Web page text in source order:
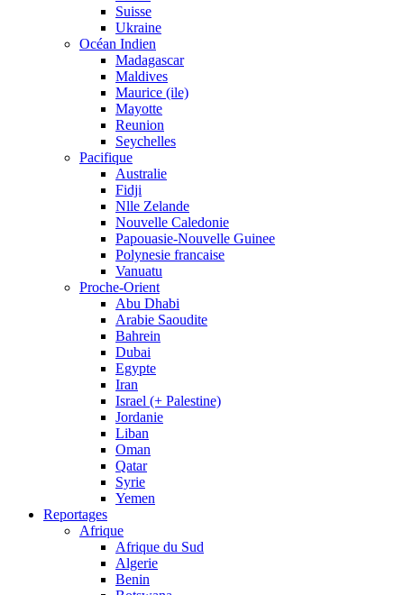
Suisse
Ukraine
Océan Indien
Madagascar
Maldives
Maurice (ile)
Mayotte
Reunion
Seychelles
Pacifique
Australie
Fidji
Nlle Zelande
Nouvelle Caledonie
Papouasie-Nouvelle Guinee
Polynesie francaise
Vanuatu
Proche-Orient
Abu Dhabi
Arabie Saoudite
Bahrein
Dubai
Egypte
Iran
Israel (+ Palestine)
Jordanie
Liban
Oman
Qatar
Syrie
Yemen
Reportages
Afrique
Afrique du Sud
Algerie
Benin